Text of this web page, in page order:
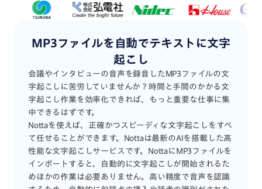
MP3ファイルを自動でテキストに文字
起こし
会議やインタビューの音声を録音したMP3ファイルの文
字起こしに苦労していませんか？時間と手間のかかる文
字起こし作業を効率化できれば、もっと重要な仕事に集
中できるはずです。
Nottaを使えば、正確かつスピーディな文字起こしをすべ
て任せることができます。Nottaは最新のAIを搭載した高
性能な文字起こしサービスです。NottaにMP3ファイルを
インポートすると、自動的に文字起こしが開始されるた
めほかの作業は必要ありません。高い精度で音声を認識